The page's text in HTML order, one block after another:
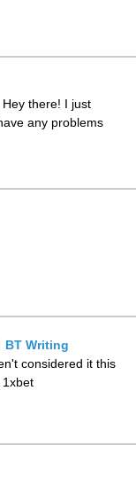
there! I just
any problems
BT Writing
considered it this